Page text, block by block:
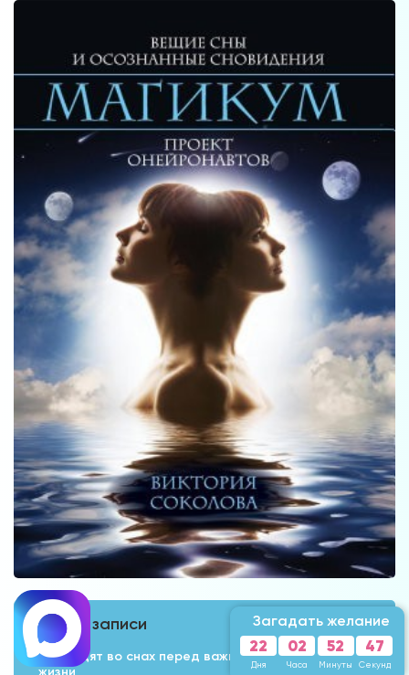
Свежие записи
Что видят во снах перед важными переменами в
жизни
Загадать желание
22
Дня
02
Часа
52
Минуты
44
Секунды